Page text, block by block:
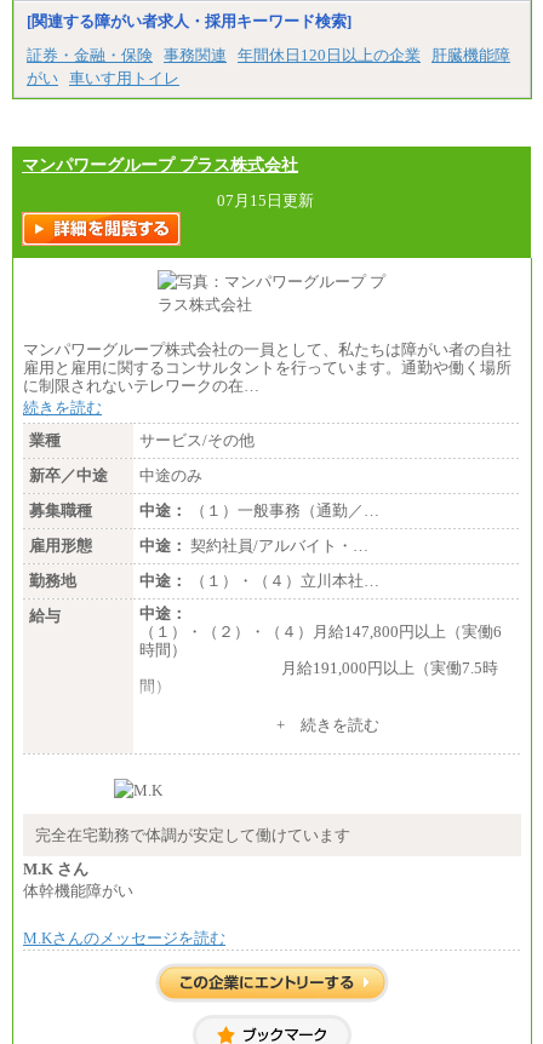
[関連する障がい者求人・採用キーワード検索]
証券・金融・保険 事務関連 年間休日120日以上の企業
肝臓機能障
がい 車いす用トイレ
マンパワーグループ プラス株式会社
07月15日更新
マンパワーグループ株式会社の一員として、私たちは障がい者の自社
雇用と雇用に関するコンサルタントを行っています。通勤や働く場所
に制限されないテレワークの在…
続きを読む
業種
サービス/その他
新卒／中途
中途のみ
募集職種
中途：
（１）一般事務（通勤／…
雇用形態
中途： 契約社員/アルバイト・…
勤務地
中途：
（１）・（４）立川本社…
給与
中途：
（１）・（２）・（４）月給147,800円以上（実働6
時間）
月給191,000円以上（実働7.5時
間）
（３）月給191,000円以上（実働7.5時間）
（５）月給147,800円以上（実働6時間）
時給 1,226円（実働4.5時間）
間額換算額）
・退職金相当手当 37円
ざいません。
+ 続きを読む
完全在宅勤務で体調が安定して働けています
M.K さん
体幹機能障がい
M.Kさんのメッセージを読む